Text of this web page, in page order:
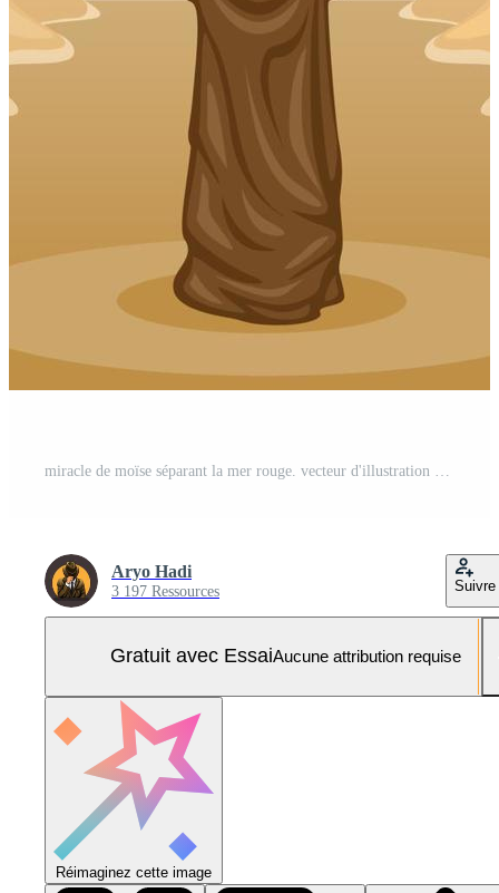
Aryo Hadi
3 197 Ressources Suivre
Gratuit avec EssaiAucune attribution requise
Réimaginez cette image